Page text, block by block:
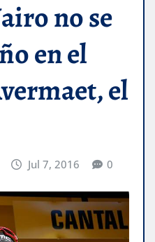
no se
en el
el
Jul 7, 2016 0